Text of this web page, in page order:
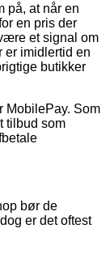
på, at når en
en pris der
et signal om
er imidlertid en
butikker
MobilePay. Som
tilbud som
bør de
er det oftest